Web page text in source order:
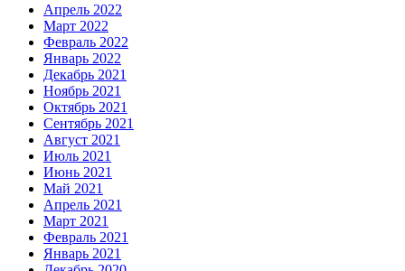
Апрель 2022
Март 2022
Февраль 2022
Январь 2022
Декабрь 2021
Ноябрь 2021
Октябрь 2021
Сентябрь 2021
Август 2021
Июль 2021
Июнь 2021
Май 2021
Апрель 2021
Март 2021
Февраль 2021
Январь 2021